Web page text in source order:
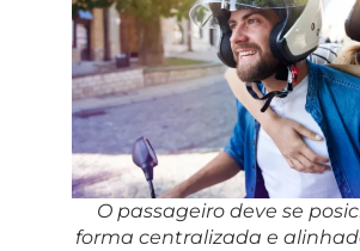
O passageiro deve se
forma centralizada e